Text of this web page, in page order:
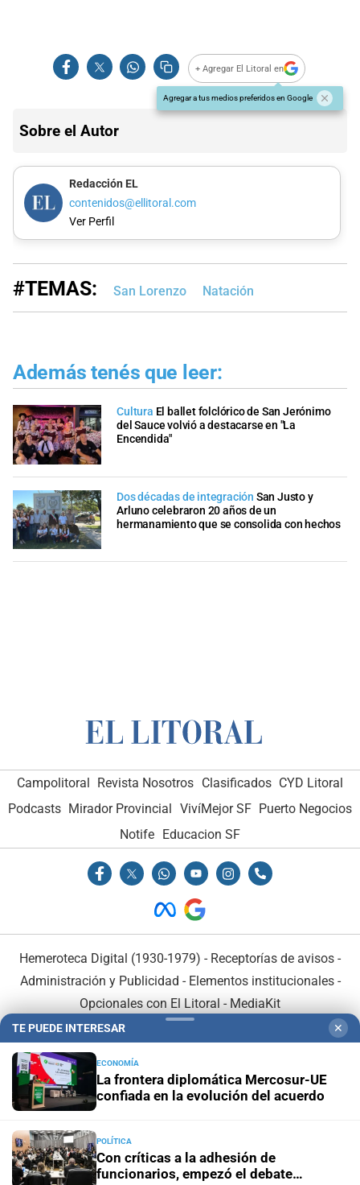
+ Agregar El Litoral en
Agregar a tus medios preferidos en Google
Sobre el Autor
Redacción EL
contenidos@ellitoral.com
Ver Perfil
#TEMAS: San Lorenzo Natación
Además tenés que leer:
Cultura El ballet folclórico de San Jerónimo
del Sauce volvió a destacarse en "La
Encendida"
Dos décadas de integración San Justo y
Arluno celebraron 20 años de un
hermanamiento que se consolida con hechos
Campolitoral Revista Nosotros Clasificados CYD Litoral
Podcasts Mirador Provincial VivíMejor SF Puerto Negocios
Notife Educacion SF
Hemeroteca Digital (1930-1979) - Receptorías de avisos -
Administración y Publicidad - Elementos institucionales-
Opcionales con El Litoral - MediaKit
En Asociación con:
TE PUEDE INTERESAR ✕
ECONOMÍA
La frontera diplomática Mercosur-UE
confiada en la evolución del acuerdo
POLÍTICA
Con críticas a la adhesión de
funcionarios, empezó el debate